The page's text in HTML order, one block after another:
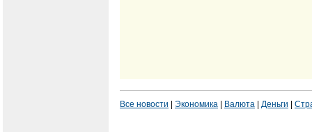
Все новости Экономика Валюта Деньги